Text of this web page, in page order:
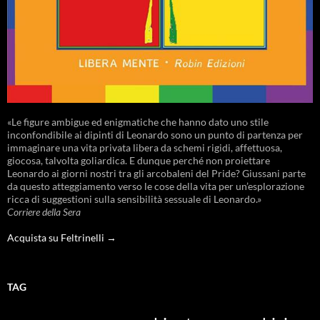
«Le figure ambigue ed enigmatiche che hanno dato uno stile
inconfondibile ai dipinti di Leonardo sono un punto di partenza per
immaginare una vita privata libera da schemi rigidi, affettuosa,
giocosa, talvolta goliardica. E dunque perché non proiettare
Leonardo ai giorni nostri tra gli arcobaleni del Pride? Giussani parte
da questo atteggiamento verso le cose della vita per un’esplorazione
ricca di suggestioni sulla sensibilità sessuale di Leonardo.»
Corriere della Sera
Acquista su Feltrinelli →
TAG